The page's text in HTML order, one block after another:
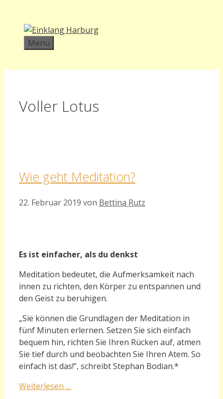
Inhalt
springen
Menü
Voller Lotus
Wie geht Meditation?
22. Februar 2019 von Bettina Rutz
Es ist einfacher, als du denkst
Meditation bedeutet, die Aufmerksamkeit nach
innen zu richten, den Körper zu entspannen und
den Geist zu beruhigen.
„Sie können die Grundlagen der Meditation in
fünf Minuten erlernen. Setzen Sie sich einfach
bequem hin, richten Sie Ihren Rücken auf, atmen
Sie tief durch und beobachten Sie Ihren Atem. So
einfach ist das!“, schreibt Stephan Bodian.*
Weiterlesen …